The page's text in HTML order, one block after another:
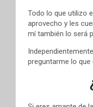
Todo lo que utilizo
aprovecho y les
mí también lo será
preguntarme lo que